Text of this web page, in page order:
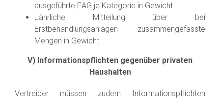
ausgeführte EAG je Kategorie in Gewicht
Jährliche Mitteilung über bei
Erstbehandlungsanlagen zusammengefasste
Mengen in Gewicht
V) Informationspflichten gegenüber privaten
Haushalten
Vertreiber müssen zudem Informationspflichten